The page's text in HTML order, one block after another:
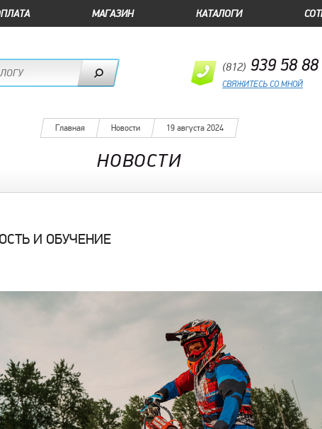
МАГАЗИН КАТАЛОГИ
(812) 939 58 88
СВЯЖИТЕСЬ СО МНОЙ
Главная Новости 19 августа 2024
НОВОСТИ
И ОБУЧЕНИЕ